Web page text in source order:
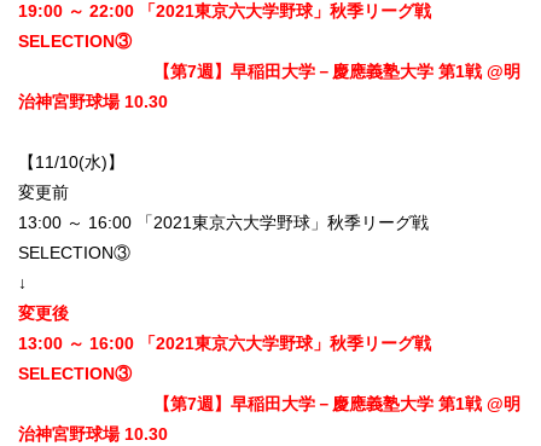
19:00 ～ 22:00 「2021東京六大学野球」秋季リーグ戦
SELECTION③
【第7週】早稲田大学－慶應義塾大学 第1戦 @明
治神宮野球場 10.30
【11/10(水)】
変更前
13:00 ～ 16:00 「2021東京六大学野球」秋季リーグ戦
SELECTION③
↓
変更後
13:00 ～ 16:00 「2021東京六大学野球」秋季リーグ戦
SELECTION③
【第7週】早稲田大学－慶應義塾大学 第1戦 @明
治神宮野球場 10.30